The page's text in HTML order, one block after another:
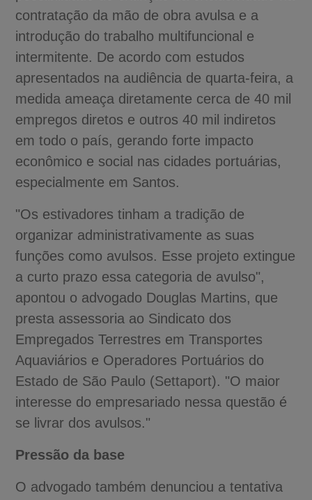
contratação da mão de obra avulsa e a
introdução do trabalho multifuncional e
intermitente. De acordo com estudos
apresentados na audiência de quarta-feira, a
medida ameaça diretamente cerca de 40 mil
empregos diretos e outros 40 mil indiretos
em todo o país, gerando forte impacto
econômico e social nas cidades portuárias,
especialmente em Santos.
"Os estivadores tinham a tradição de
organizar administrativamente as suas
funções como avulsos. Esse projeto extingue
a curto prazo essa categoria de avulso",
apontou o advogado Douglas Martins, que
presta assessoria ao Sindicato dos
Empregados Terrestres em Transportes
Aquaviários e Operadores Portuários do
Estado de São Paulo (Settaport). "O maior
interesse do empresariado nessa questão é
se livrar dos avulsos."
Pressão da base
O advogado também denunciou a tentativa